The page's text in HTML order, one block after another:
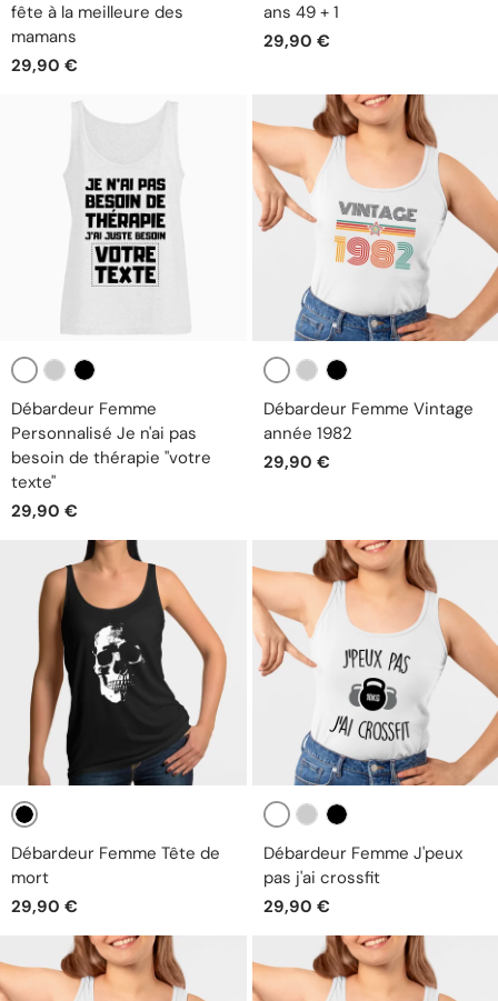
fête à la meilleure des
mamans
29,90 €
ans 49 + 1
29,90 €
Blanc
Débardeur Femme
Personnalisé Je n'ai pas
besoin de thérapie "votre
texte"
29,90 €
Blanc
Débardeur Femme Vintage
année 1982
29,90 €
Noir
Débardeur Femme Tête de
mort
29,90 €
Blanc
Débardeur Femme J'peux
pas j'ai crossfit
29,90 €